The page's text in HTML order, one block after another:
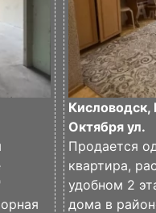
Кисловодск,
Октября ул.
Продается
квартира,
удобном 2
дома в